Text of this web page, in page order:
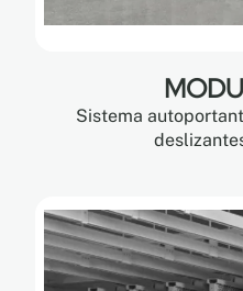
Sistema